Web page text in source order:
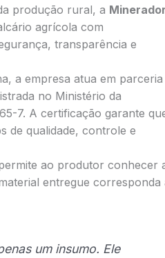
produção rural, a
agrícola com
transparência e
a empresa atua em parceria
no Ministério da
7. A certificação garante
de qualidade, controle e
ao produtor conhecer
entregue corresponda
um insumo. Ele